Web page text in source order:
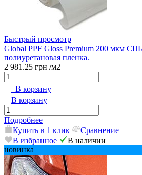
Быстрый просмотр
Global PPF Gloss Premium 200 мкм
полиуретановая пленка.
2 981.25 грн /м2
В корзину
В корзину
Подробнее
Купить в 1 клик
Сравнение
В избранное
В наличии
новинка